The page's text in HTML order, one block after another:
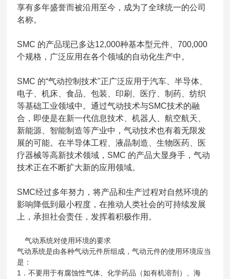
享有多年盛誉而被沿用至今，成为了全球统一的公司
名称。
SMC 的产品现已多达12,000种基本型元件、700,000
个规格，广泛应用在各个领域的自动化生产中。
SMC 的“气动控制技术"正广泛应用于汽车、半导体、
电子、机床、食品、包装、印刷、医疗、制药、纺织
等基础工业领域中。通过气动技术与SMC技术的融
合，即使是在新一代信息技术、机器人、航空航天、
新能源、智能制造等产业中，气动技术也有着无限发
展的可能。在半导体工程、液晶制造、生物医药、医
疗器械等高新技术领域，SMC 的产品大显身手，气动
技术正在不断扩大新的应用领域。
SMC经过多年努力，将产品和生产过程对自然环境的
影响降低到最小程度，在推动人类社会的可持续发展
上，承担社会责任，发挥着积极作用。
气动系统对使用环境的要求
气动系统是由各种气动元件所组成，气动元件的使用环境应当
是：
1．不要用于有腐蚀性气体、化学药品（如有机溶剂）、海